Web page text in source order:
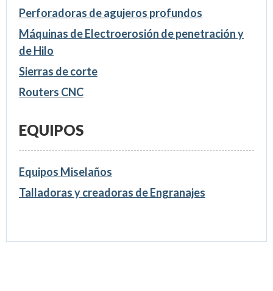
Perforadoras de agujeros profundos
Máquinas de Electroerosión de penetración y
de Hilo
Sierras de corte
Routers CNC
EQUIPOS
Equipos Miselaños
Talladoras y creadoras de Engranajes